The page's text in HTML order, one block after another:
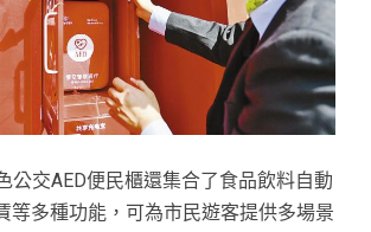
公交AED便民櫃還集合了食品飲料自動
等多種功能，可為市民遊客提供多場景